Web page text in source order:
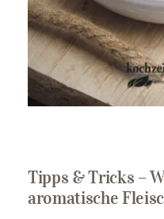
Tipps & Tricks –
aromatische